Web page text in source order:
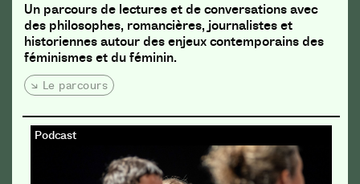
Un parcours de lectures et de conversations avec
des philosophes, romancières, journalistes et
historiennes autour des enjeux contemporains des
féminismes et du féminin.
Le parcours
Podcast